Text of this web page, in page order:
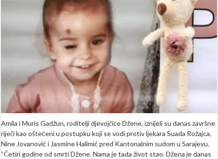
bila
prvi
je
život
stao…”
Amila i Muris Gadžun, roditelji djevojčice Džene, iznijeli su danas završne
riječi kao oštećeni u postupku koji se vodi protiv ljekara Suada Rožajca,
Nine Jovanović i Jasmine Halimić pred Kantonalnim sudom u Sarajevu.
“Četiri godine od smrti Džene. Nama je tada život stao. Džena je danas